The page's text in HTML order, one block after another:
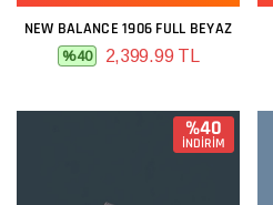
NEW BALANCE 1906 FULL BEYAZ
%40 2,399.99 TL
%40
İNDİRİM